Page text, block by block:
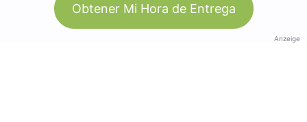
Obtener Mi Hora de Entrega
Anzeige